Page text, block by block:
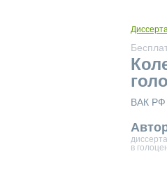
ВАК РФ
в